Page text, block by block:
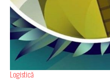
Logistică